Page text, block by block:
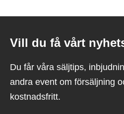
Vill du få vårt
Du får våra säljtips,
andra event om försäljning
kostnadsfritt.